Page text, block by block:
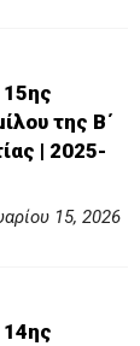
της Β΄
| 2025-
15, 2026